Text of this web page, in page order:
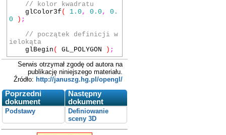
// kolor kwadratu
glColor3f ( 1.0 , 0.0 ,
0.
0
) ;
// początek definicji w
ielokąta
glBegin ( GL_POLYGON ) ;
// kolejne wierzchołki
wielokąta
glVertex3f( 0.0, 0.0,
glVertex3f( 0.0, 1.0,
0.0 );
glVertex3f
( 1.0, 1.0,
glVertex3f ( 1.0, 0.0,
Serwis otrzymał zgodę od autora na
publikację niniejszego materiału.
Źródło: http://januszg.hg.pl/opengl/
Poprzedni
dokument
Następny
dokument
Podstawy
Definiowanie
sceny 3D